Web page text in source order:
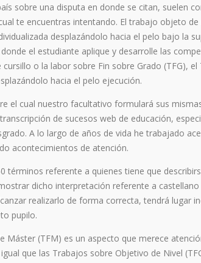
sobre una disputa en donde se citan, suelen
te encuentras intentando. El trabajo objeto
desplazándolo hacia el pelo bajo la
el estudiante aplique y desarrolle las
o la labor sobre Fin sobre Grado (TFG), el
hacia el pelo ejecución.
el cual nuestro facultativo formulará sus
de sucesos web de educación,
A lo largo de años de vida he trabajado
acontecimientos de atención.
términos referente a quienes tiene que
dicho interpretación referente a castellano
realizarlo de forma correcta, tendrá lugar
pupilo.
(TFM) es un aspecto que merece
que las Trabajos sobre Objetivo de Nivel